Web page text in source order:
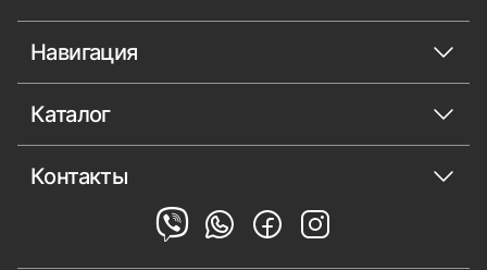
Навигация
Каталог
Контакты